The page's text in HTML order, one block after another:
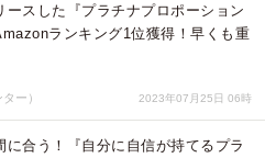
ースした『プラチナプロポーション
ランキング1位獲得！早くも重
ー） 2023年07月25日 06時
に合う！『自分に自信が持てるプラ